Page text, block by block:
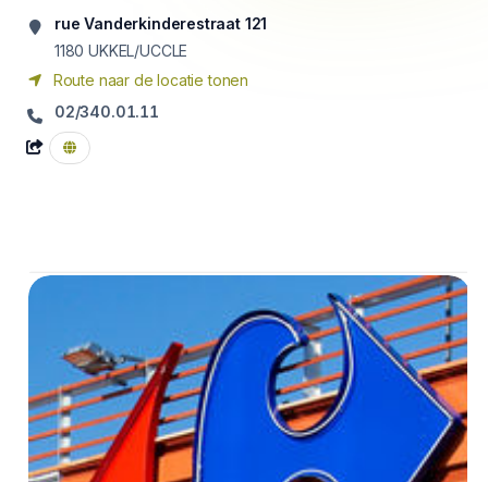
rue Vanderkinderestraat 121
1180 UKKEL/UCCLE
Route naar de locatie tonen
02/340.01.11